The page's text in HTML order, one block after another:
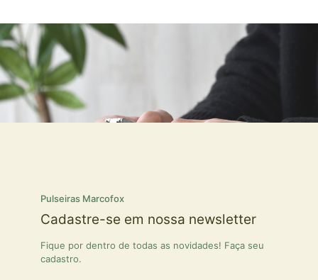
Pulseiras Marcofox
Cadastre-se em nossa newsletter
Fique por dentro de todas as novidades! Faça seu
cadastro.